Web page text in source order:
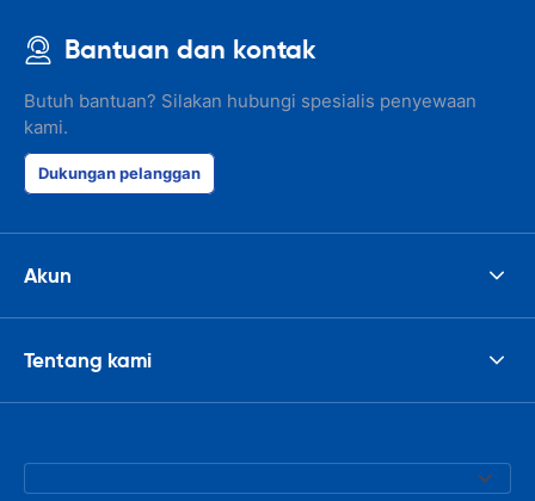
Bantuan dan kontak
Butuh bantuan? Silakan hubungi spesialis penyewaan
kami.
Dukungan pelanggan
Akun
Tentang kami